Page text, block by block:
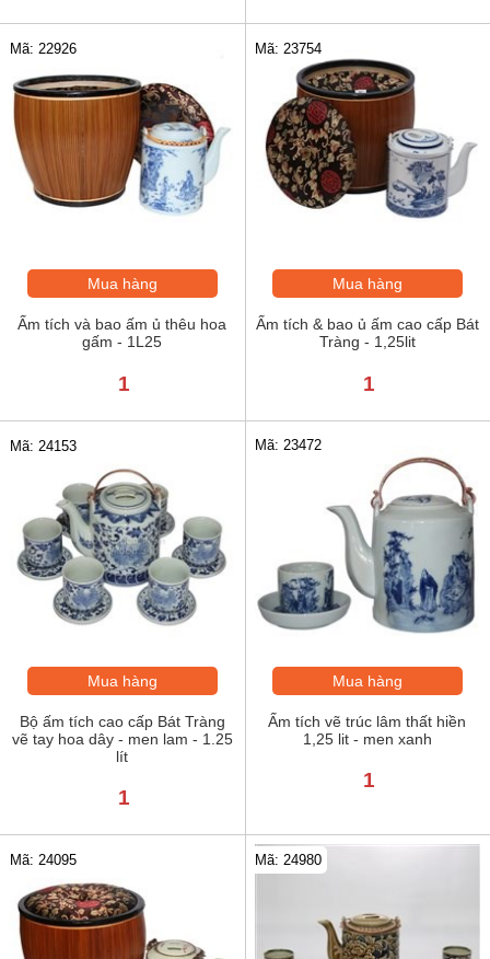
Mã: 22926
Mua hàng
Ấm tích và bao ấm ủ thêu hoa
gấm - 1L25
1
Mã: 23754
Mua hàng
Ấm tích & bao ủ ấm cao cấp Bát
Tràng - 1,25lit
1
Mã: 24153
Mua hàng
Bộ ấm tích cao cấp Bát Tràng
vẽ tay hoa dây - men lam - 1.25
lít
1
Mã: 23472
Mua hàng
Ấm tích vẽ trúc lâm thất hiền
1,25 lit - men xanh
1
Mã: 24095 Mã: 24980